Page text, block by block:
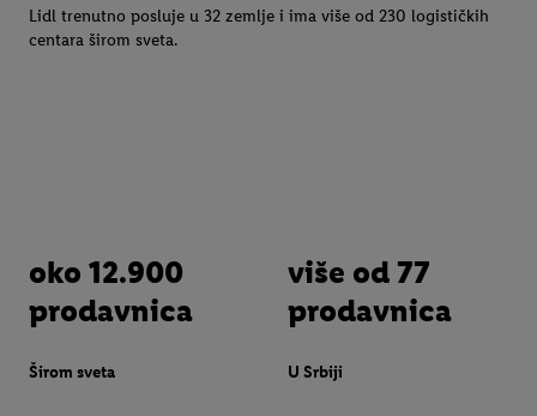
Lidl trenutno posluje u 32 zemlje i ima više od 230 logističkih
centara širom sveta.
oko 12.900
prodavnica
Širom sveta
oko 395.000
zaposlenih
Širom sveta
više od 77
prodavnica
U Srbiji